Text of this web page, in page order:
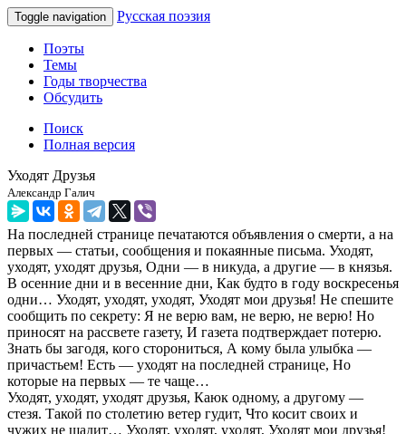
Toggle navigation Русская поэзия
Поэты
Темы
Годы творчества
Обсудить
Поиск
Полная версия
Уходят Друзья
Александр Галич
На последней странице печатаются объявления о смерти, а на
первых — статьи, сообщения и покаянные письма. Уходят,
уходят, уходят друзья, Одни — в никуда, а другие — в князья.
В осенние дни и в весенние дни, Как будто в году воскресенья
одни… Уходят, уходят, уходят, Уходят мои друзья! Не спешите
сообщить по секрету: Я не верю вам, не верю, не верю! Но
приносят на рассвете газету, И газета подтверждает потерю.
Знать бы загодя, кого сторониться, А кому была улыбка —
причастьем! Есть — уходят на последней странице, Но
которые на первых — те чаще…
Уходят, уходят, уходят друзья, Каюк одному, а другому —
стезя. Такой по столетию ветер гудит, Что косит своих и
чужих не щадит… Уходят, уходят, уходят, Уходят мои друзья!